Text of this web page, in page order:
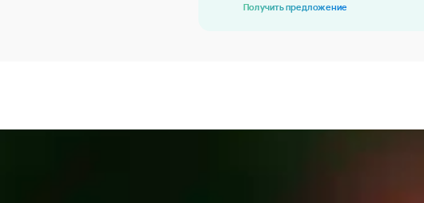
Получить предложение